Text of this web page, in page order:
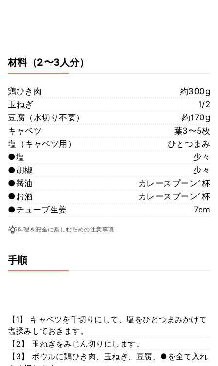
材料（2〜3人分）
鶏ひき肉
約300g
玉ねぎ
1/2
豆腐（水切り不要）
約170g
キャベツ
葉3〜5枚
塩（キャベツ用）
ひとつまみ
●塩
少々
●胡椒
少々
●醤油
カレースプーン1杯
●お酒
カレースプーン1杯
●チューブ生姜
7cm
料理を安全に楽しむための注意事項
手順
【1】 キャベツを千切りにして、塩をひとつまみかけて
塩揉みしておきます。
【2】 玉ねぎをみじん切りにします。
【3】 ボウルに鶏ひき肉、玉ねぎ、豆腐、●を全て入れ